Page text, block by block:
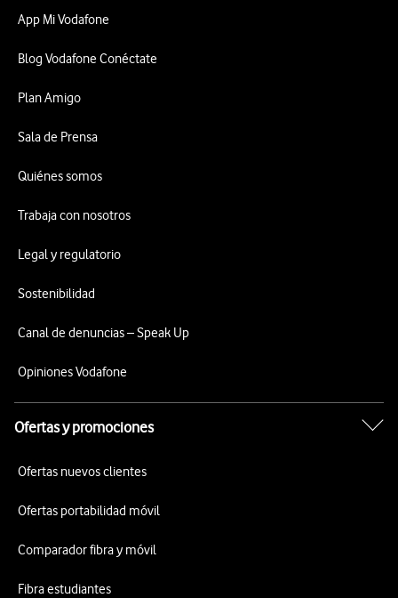
App Mi Vodafone
Blog Vodafone Conéctate
Plan Amigo
Sala de Prensa
Quiénes somos
Trabaja con nosotros
Legal y regulatorio
Sostenibilidad
Canal de denuncias – Speak Up
Opiniones Vodafone
Ofertas y promociones
Ofertas nuevos clientes
Ofertas portabilidad móvil
Comparador fibra y móvil
Fibra estudiantes